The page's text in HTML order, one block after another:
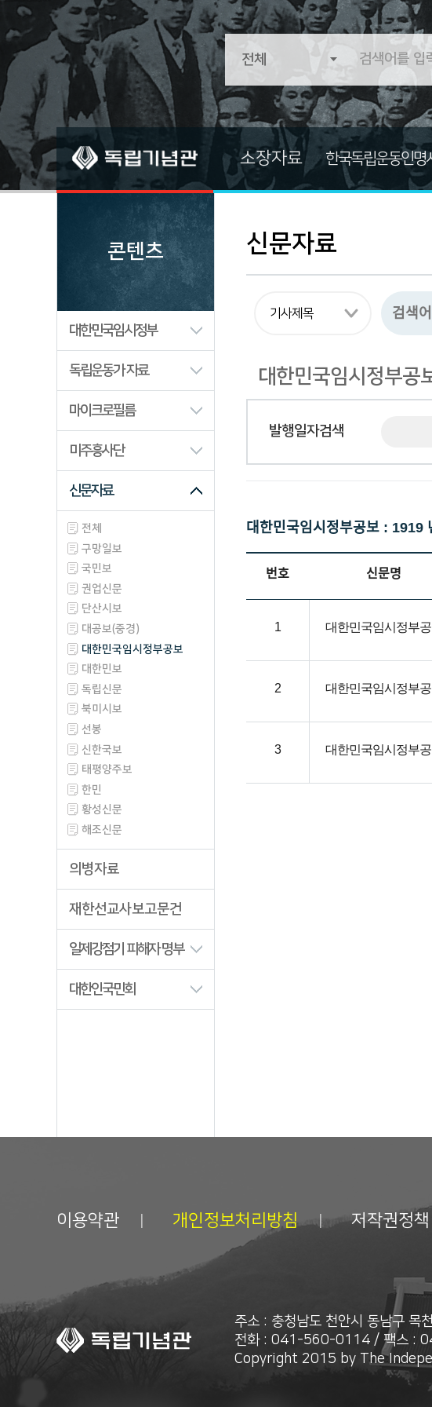
소장자료
소장자료
문서류
문화/예술/종교
생활류
군사류
산업/생업류
과학/기술류
동영상류
사진/필름류
기증자료
한국독립운동인명
콘텐츠
대한민국임시정부
독립운동가 자료
마이크로필름
미주흥사단
신문자료
전체
구망일보
국민보
권업신문
단산시보
대공보(중경)
대한민국임시정부공보
대한민보
독립신문
북미시보
선봉
신한국보
태평양주보
한민
황성신문
해조신문
의병자료
재한선교사보고문건
일제강점기 피해자 명부
대한인국민회
신문자료
대한민국임시정부
발행일자검색
대한민국임시정부공보 : 1919
번호 신문명
1 대한민국임시정부
2
대한민국임시정부
3 대한민국임시정부
이용약관 개인정보처리방침 저작권정책
주소 : 충청남도 천안시 동남구 목
전화 : 041-560-0114 / 팩스 :
Copyright 2015 by The